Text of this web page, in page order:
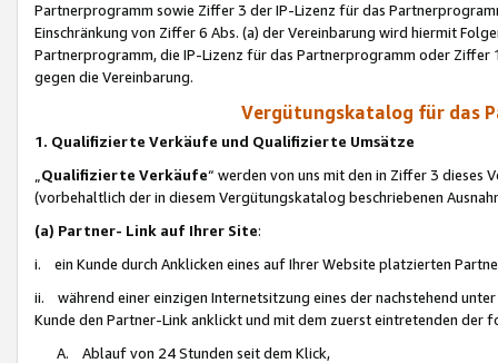
Partnerprogramm sowie Ziffer 3 der IP-Lizenz für das
Einschränkung von Ziffer 6 Abs. (a) der Vereinbarung wird hiermit
Partnerprogramm, die IP-Lizenz für das Partnerprogramm oder
gegen die Vereinbarung.
Vergütungskatalog für das
1. Qualifizierte Verkäufe und Qualifizierte Umsätze
Qualifizierte Verkäufe“ werden von uns mit den in Ziffer 3
(vorbehaltlich der in diesem Vergütungskatalog beschriebenen
(a) Partner- Link auf Ihrer Site:
i. ein Kunde durch Anklicken eines auf Ihrer Website platzierten
ii. während einer einzigen Internetsitzung eines der nachstehend
Kunde den Partner-Link anklickt und mit dem zuerst eintretenden der
A. Ablauf von 24 Stunden seit dem Klick,